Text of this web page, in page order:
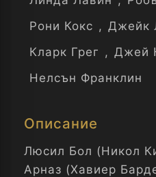
Рони Кокс , Джейк
Кларк Грег , Джей
Нелсън Франклин
Описание
Люсил Бол (Никол
Арназ (Хавиер